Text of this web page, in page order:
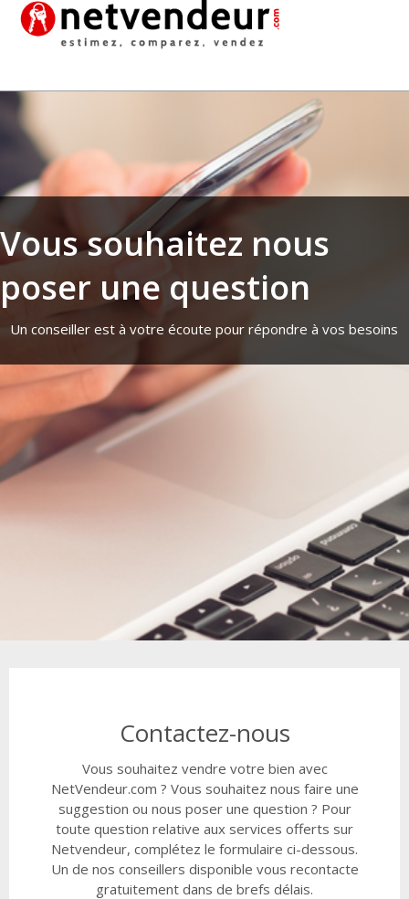
Vous souhaitez nous
poser une question
Un conseiller est à votre écoute pour répondre à vos besoins
Contactez-nous
Vous souhaitez vendre votre bien avec
NetVendeur.com ? Vous souhaitez nous faire une
suggestion ou nous poser une question ? Pour
toute question relative aux services offerts sur
Netvendeur, complétez le formulaire ci-dessous.
Un de nos conseillers disponible vous recontacte
gratuitement dans de brefs délais.